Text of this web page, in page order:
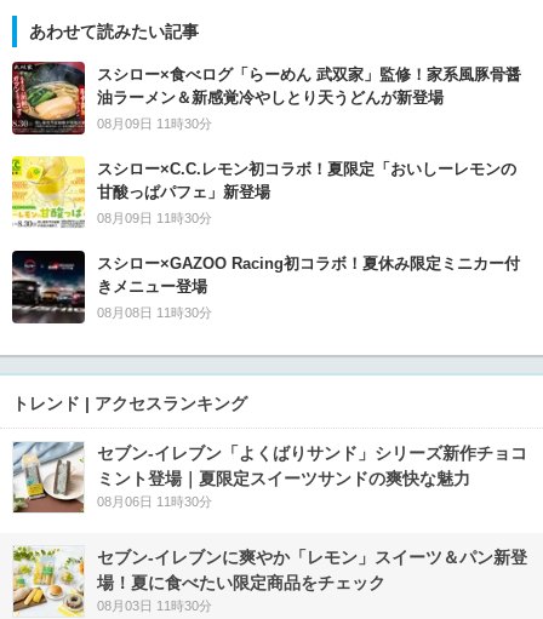
あわせて読みたい記事
スシロー×食べログ「らーめん 武双家」監修！家系風豚骨醤
油ラーメン＆新感覚冷やしとり天うどんが新登場
08月09日 11時30分
スシロー×C.C.レモン初コラボ！夏限定「おいしーレモンの
甘酸っぱパフェ」新登場
08月09日 11時30分
スシロー×GAZOO Racing初コラボ！夏休み限定ミニカー付
きメニュー登場
08月08日 11時30分
トレンド | アクセスランキング
セブン‐イレブン「よくばりサンド」シリーズ新作チョコ
ミント登場｜夏限定スイーツサンドの爽快な魅力
08月06日 11時30分
セブン‐イレブンに爽やか「レモン」スイーツ＆パン新登
場！夏に食べたい限定商品をチェック
08月03日 11時30分